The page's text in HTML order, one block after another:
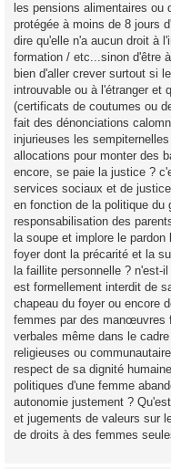
les pensions alimentaires ou
protégée à moins de 8 jours
dire qu'elle n'a aucun droit à
formation / etc...sinon d'être
bien d'aller crever surtout si
introuvable ou à l'étranger et
(certificats de coutumes ou
fait des dénonciations
injurieuses les
allocations pour monter des
encore, se paie la justice ?
services sociaux et de
en fonction de la politique du
responsabilisation des
la soupe et implore le
foyer dont la précarité et la
la faillite personnelle ? n'est-
est formellement interdit de
chapeau du foyer ou encore
femmes par des manœuvres
verbales même dans le
religieuses ou
respect de sa dignité
politiques d'une femme
autonomie justement ?
et jugements de valeurs sur
de droits à des femmes